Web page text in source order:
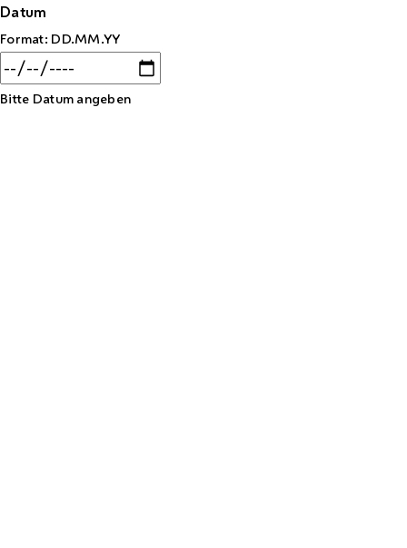
Datum
Format: DD.MM.YY
Bitte Datum angeben